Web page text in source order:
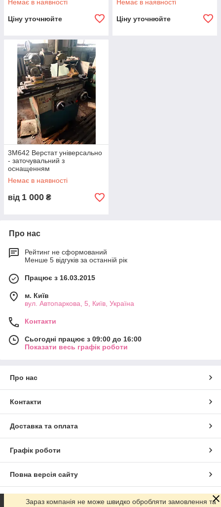
Немає в наявності
Ціну уточнюйте
Немає в наявності
Ціну уточнюйте
3М642 Верстат універсально
- заточувальний з
оснащенням
Немає в наявності
від 1 000 ₴
Про нас
Рейтинг не сформований
Менше 5 відгуків за останній рік
Працює з 16.03.2015
м. Київ
вул. Автопаркова, 5, Київ, Україна
Контакти
Сьогодні працює з 09:00 до 16:00
Показати весь графік роботи
Про нас
Контакти
Доставка та оплата
Графік роботи
Повна версія сайту
Сайт створено на маркетплейсі Prom.ua
Зараз компанія не може швидко обробляти замовлення та